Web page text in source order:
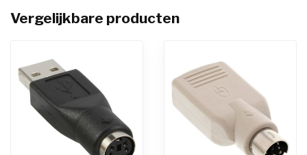
Vergelijkbare producten